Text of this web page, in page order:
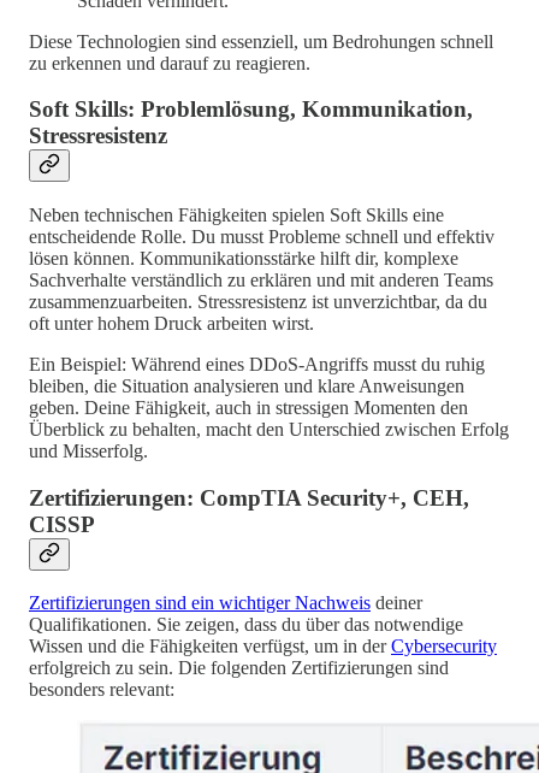
Diese Technologien sind essenziell, um Bedrohungen schnell
zu erkennen und darauf zu reagieren.
Soft Skills: Problemlösung, Kommunikation,
Stressresistenz
Neben technischen Fähigkeiten spielen Soft Skills eine
entscheidende Rolle. Du musst Probleme schnell und effektiv
lösen können. Kommunikationsstärke hilft dir, komplexe
Sachverhalte verständlich zu erklären und mit anderen Teams
zusammenzuarbeiten. Stressresistenz ist unverzichtbar, da du
oft unter hohem Druck arbeiten wirst.
Ein Beispiel: Während eines DDoS-Angriffs musst du ruhig
bleiben, die Situation analysieren und klare Anweisungen
geben. Deine Fähigkeit, auch in stressigen Momenten den
Überblick zu behalten, macht den Unterschied zwischen Erfolg
und Misserfolg.
Zertifizierungen: CompTIA Security+, CEH,
CISSP
Zertifizierungen sind ein wichtiger Nachweis deiner
Qualifikationen. Sie zeigen, dass du über das notwendige
Wissen und die Fähigkeiten verfügst, um in derCybersecurity
erfolgreich zu sein. Die folgenden Zertifizierungen sind
besonders relevant: